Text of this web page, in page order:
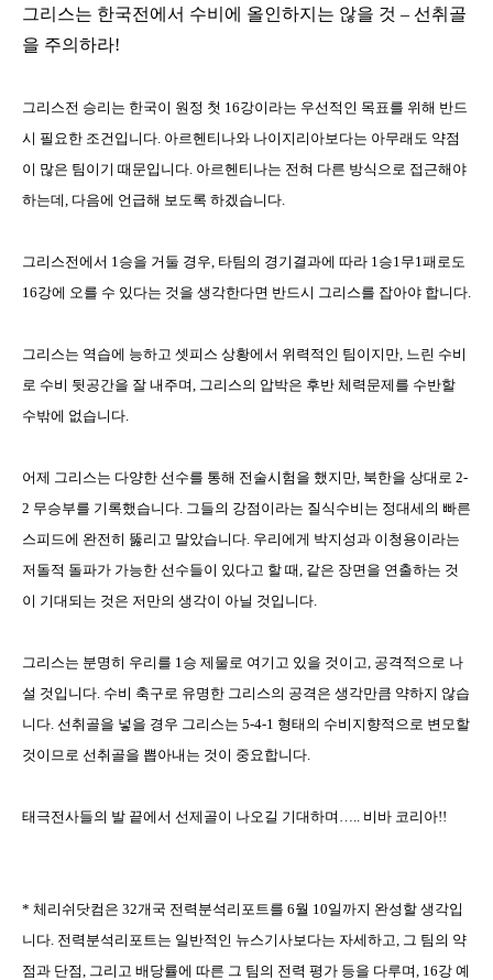
그리스는 한국전에서 수비에 올인하지는 않을 것 – 선취골
을 주의하라!
그리스전 승리는 한국이 원정 첫 16강이라는 우선적인 목표를 위해 반드
시 필요한 조건입니다. 아르헨티나와 나이지리아보다는 아무래도 약점
이 많은 팀이기 때문입니다. 아르헨티나는 전혀 다른 방식으로 접근해야
하는데, 다음에 언급해 보도록 하겠습니다.
그리스전에서 1승을 거둘 경우, 타팀의 경기결과에 따라 1승1무1패로도
16강에 오를 수 있다는 것을 생각한다면 반드시 그리스를 잡아야 합니다.
그리스는 역습에 능하고 셋피스 상황에서 위력적인 팀이지만, 느린 수비
로 수비 뒷공간을 잘 내주며, 그리스의 압박은 후반 체력문제를 수반할
수밖에 없습니다.
어제 그리스는 다양한 선수를 통해 전술시험을 했지만, 북한을 상대로 2-
2 무승부를 기록했습니다. 그들의 강점이라는 질식수비는 정대세의 빠른
스피드에 완전히 뚫리고 말았습니다. 우리에게 박지성과 이청용이라는
저돌적 돌파가 가능한 선수들이 있다고 할 때, 같은 장면을 연출하는 것
이 기대되는 것은 저만의 생각이 아닐 것입니다.
그리스는 분명히 우리를 1승 제물로 여기고 있을 것이고, 공격적으로 나
설 것입니다. 수비 축구로 유명한 그리스의 공격은 생각만큼 약하지 않습
니다. 선취골을 넣을 경우 그리스는 5-4-1 형태의 수비지향적으로 변모할
것이므로 선취골을 뽑아내는 것이 중요합니다.
태극전사들의 발 끝에서 선제골이 나오길 기대하며 ….. 비바 코리아!!
* 체리쉬닷컴은 32개국 전력분석리포트를 6월 10일까지 완성할 생각입
니다. 전력분석리포트는 일반적인 뉴스기사보다는 자세하고, 그 팀의 약
점과 단점, 그리고 배당률에 따른 그 팀의 전력 평가 등을 다루며, 16강 예